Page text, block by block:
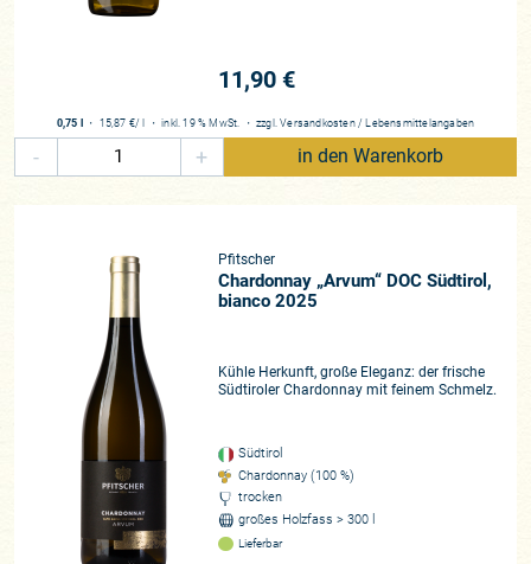
11,90 €
0,75 l ・ 15,87 €/ l ・inkl. 19 % MwSt. ・ zzgl.Versandkosten / Lebensmittelangaben
- + in den Warenkorb
Pfitscher
Chardonnay „Arvum“ DOC Südtirol,
bianco 2025
Kühle Herkunft, große Eleganz: der frische
Südtiroler Chardonnay mit feinem Schmelz.
Südtirol
Chardonnay (100 %)
trocken
großes Holzfass > 300 l
Lieferbar